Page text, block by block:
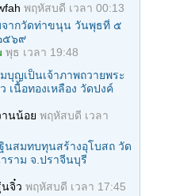
พฤหัสบดี เวลา 00:13
จากวัดท่าขนุน วันพุธที่ ๕
๕๖๙
พุธ เวลา 19:48
บุญเป็นเจ้าภาพถวายพระ
เนื้อทองเหลือง วัดปงค์
นน้อย พฤหัสบดี เวลา
นสมทบทุนสร้างอุโบสถ วัด
ราม จ.ปราจีนบุรี
จิ๋ว พฤหัสบดี เวลา 17:45